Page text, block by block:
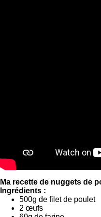
Ma recette de nuggets de
Ingrédients :
500g de filet de poulet
2 œufs